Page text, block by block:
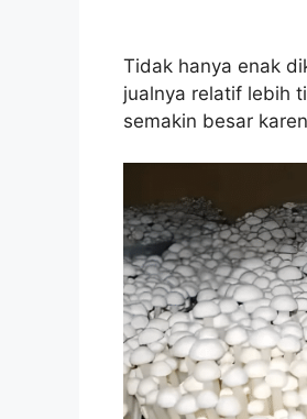
Tidak hanya enak
jualnya relatif lebih
semakin besar